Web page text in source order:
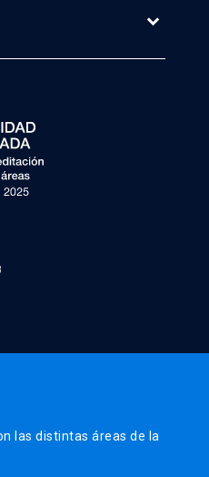
las distintas áreas de la